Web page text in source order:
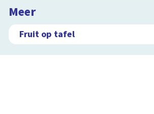
Meer
Fruit op tafel